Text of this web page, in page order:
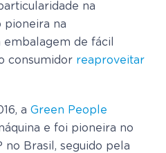
na
pioneira na
de fácil
consumidor reaproveitar
a Green People
e foi pioneira no
no Brasil, seguido pela